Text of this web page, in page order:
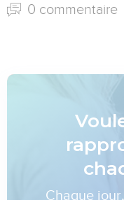
0 commentaire
Chaque